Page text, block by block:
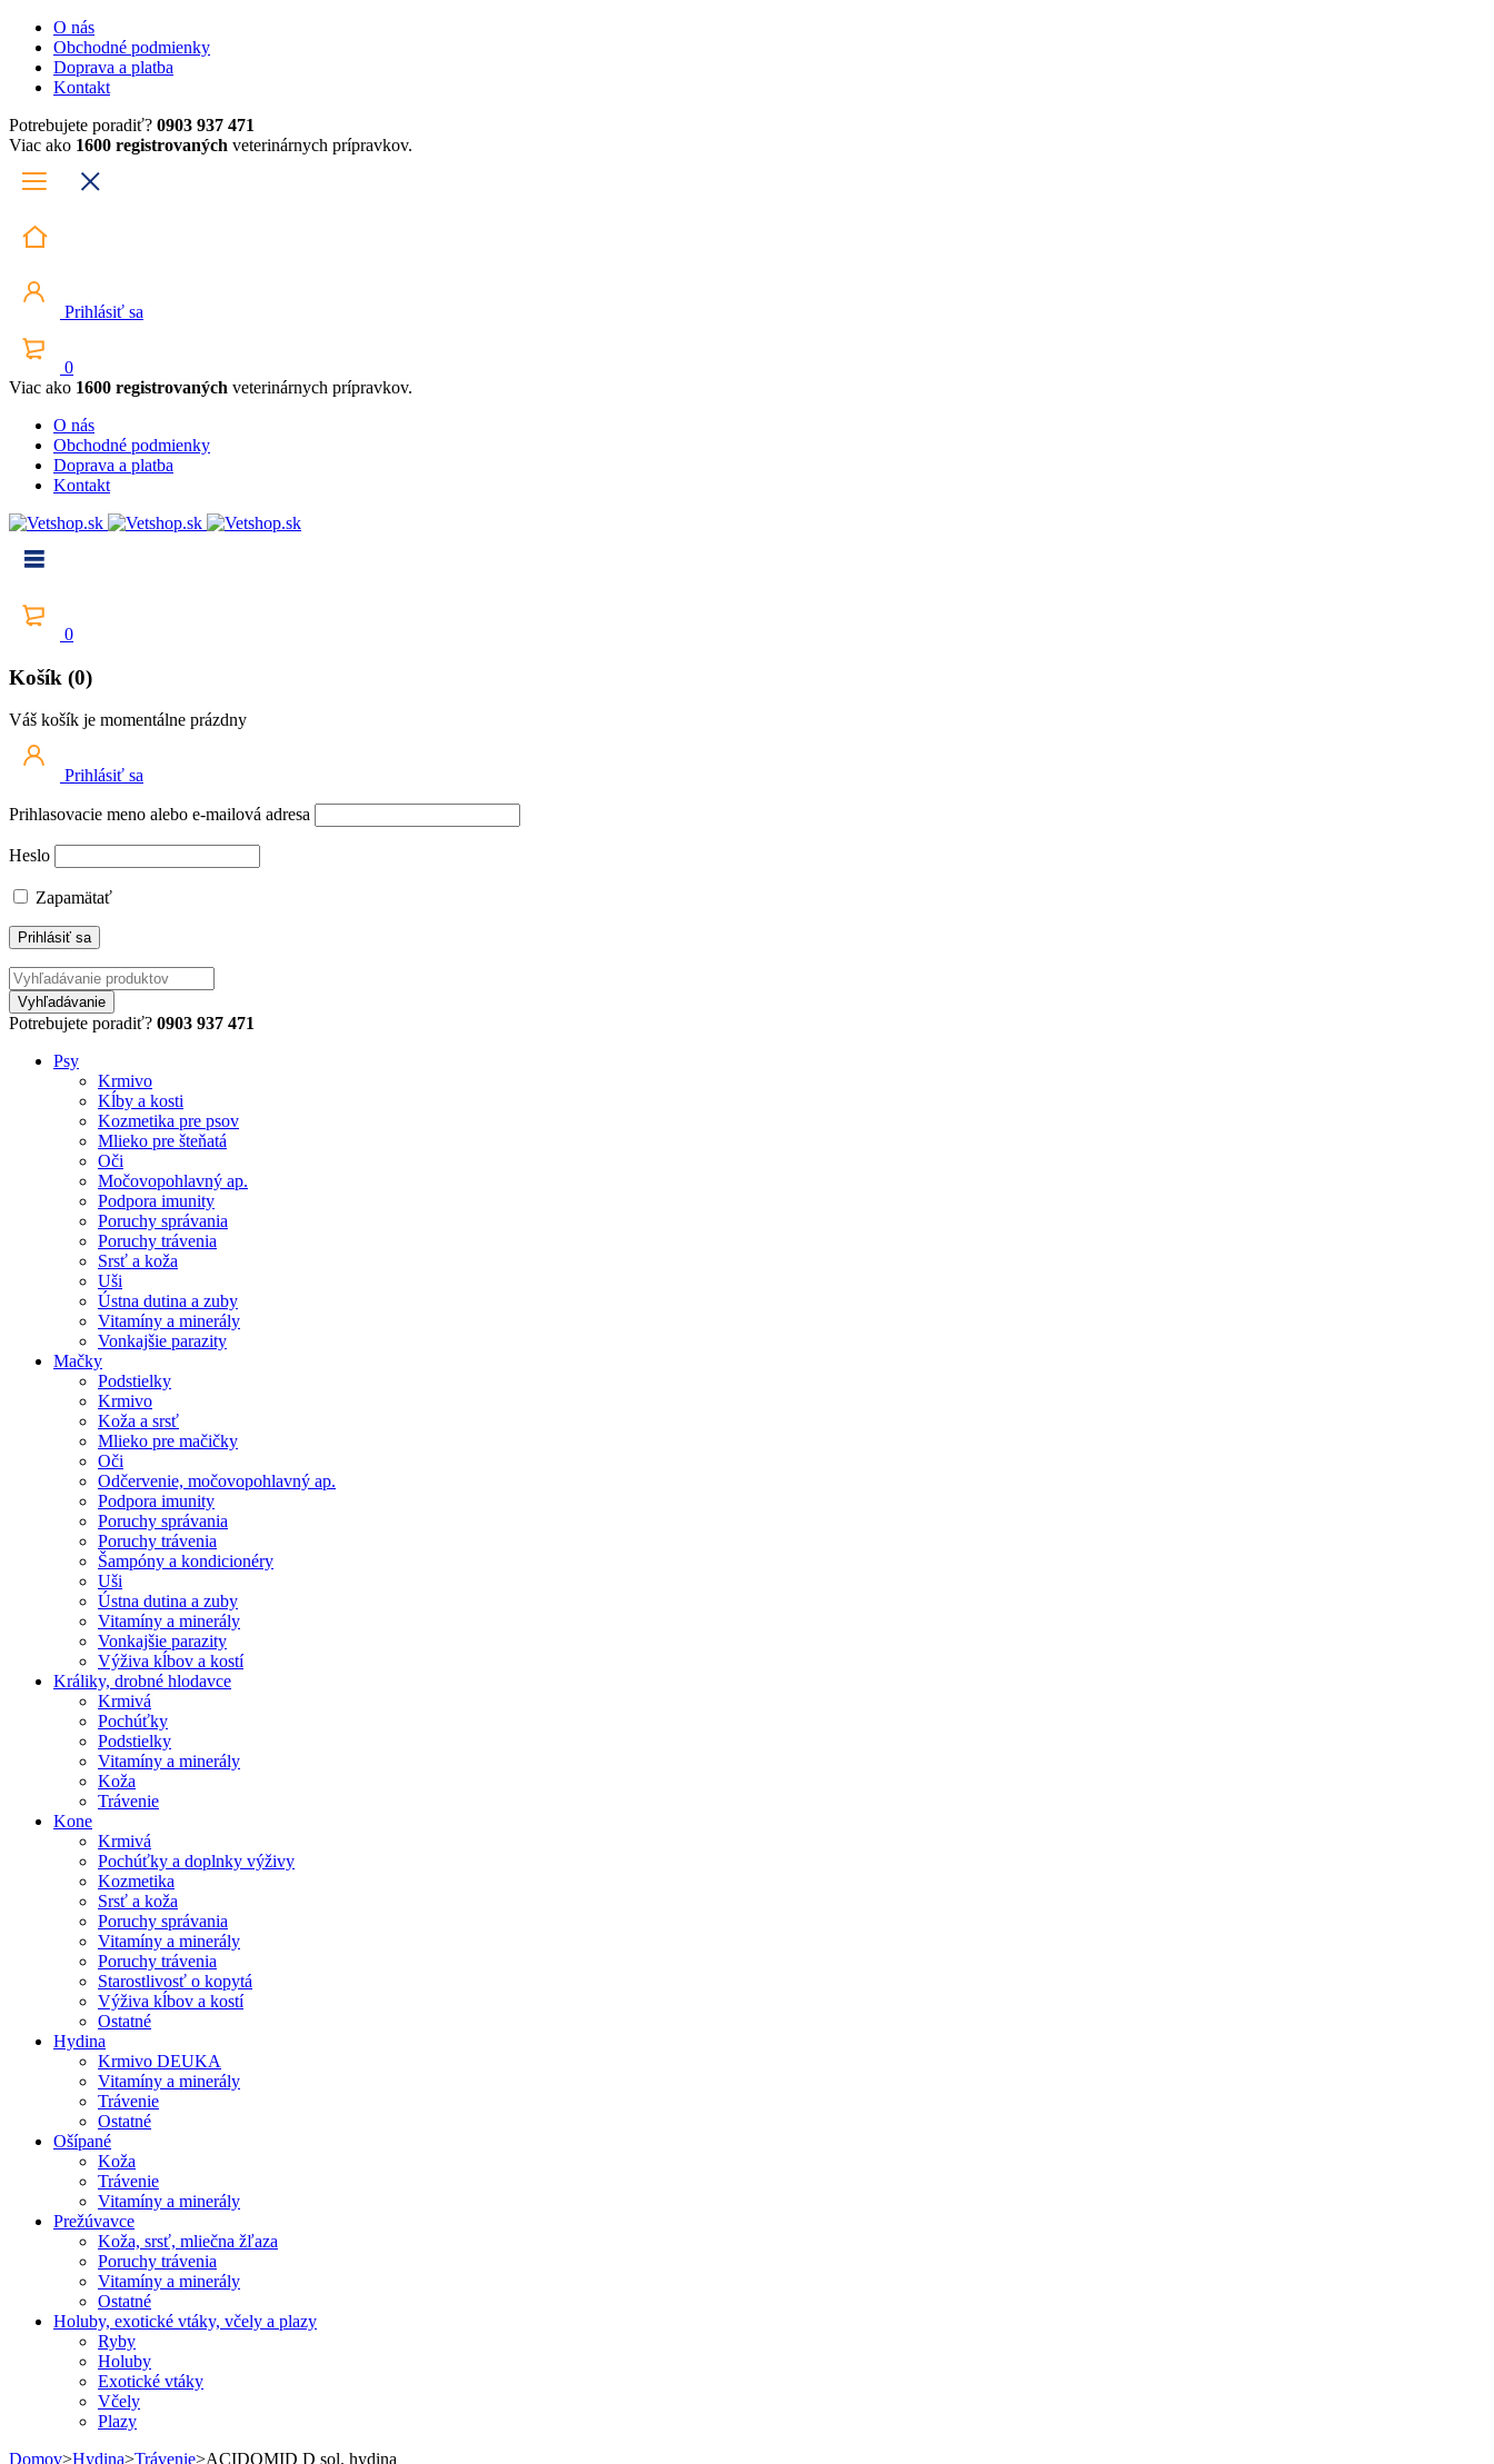
O nás
Obchodné podmienky
Doprava a platba
Kontakt
Potrebujete poradiť? 0903 937 471
Viac ako 1600 registrovaných veterinárnych prípravkov.
Prihlásiť sa
0
Viac ako 1600 registrovaných veterinárnych prípravkov.
O nás
Obchodné podmienky
Doprava a platba
Kontakt
0
Košík (0)
Váš košík je momentálne prázdny
Prihlásiť sa
Prihlasovacie meno alebo e-mailová adresa
Heslo
Zapamätať
Potrebujete poradiť? 0903 937 471
Psy
Krmivo
Kĺby a kosti
Kozmetika pre psov
Mlieko pre šteňatá
Oči
Močovopohlavný ap.
Podpora imunity
Poruchy správania
Poruchy trávenia
Srsť a koža
Uši
Ústna dutina a zuby
Vitamíny a minerály
Vonkajšie parazity
Mačky
Podstielky
Krmivo
Koža a srsť
Mlieko pre mačičky
Oči
Odčervenie, močovopohlavný ap.
Podpora imunity
Poruchy správania
Poruchy trávenia
Šampóny a kondicionéry
Uši
Ústna dutina a zuby
Vitamíny a minerály
Vonkajšie parazity
Výživa kĺbov a kostí
Králiky, drobné hlodavce
Krmivá
Pochúťky
Podstielky
Vitamíny a minerály
Koža
Trávenie
Kone
Krmivá
Pochúťky a doplnky výživy
Kozmetika
Srsť a koža
Poruchy správania
Vitamíny a minerály
Poruchy trávenia
Starostlivosť o kopytá
Výživa kĺbov a kostí
Ostatné
Hydina
Krmivo DEUKA
Vitamíny a minerály
Trávenie
Ostatné
Ošípané
Koža
Trávenie
Vitamíny a minerály
Prežúvavce
Koža, srsť, mliečna žľaza
Poruchy trávenia
Vitamíny a minerály
Ostatné
Holuby, exotické vtáky, včely a plazy
Ryby
Holuby
Exotické vtáky
Včely
Plazy
Domov>Hydina>Trávenie>ACIDOMID D sol. hydina